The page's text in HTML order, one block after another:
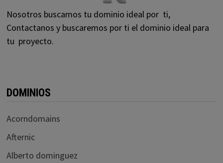
Nosotros buscamos tu dominio ideal por ti,
Contactanos y buscaremos por ti el dominio ideal para
tu proyecto.
DOMINIOS
Acorndomains
Afternic
Alberto dominguez